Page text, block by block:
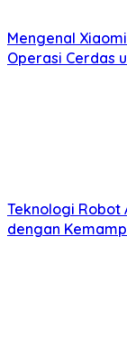
Mengenal
Operasi Cerdas
Teknologi Robot
dengan